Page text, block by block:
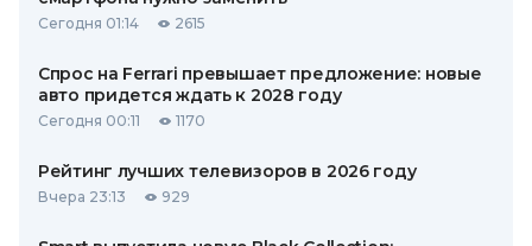
Сегодня 01:14 2615
Спрос на Ferrari превышает предложение: новые
авто придется ждать к 2028 году
Сегодня 00:11 1170
Рейтинг лучших телевизоров в 2026 году
Вчера 23:13 929